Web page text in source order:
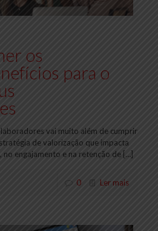
os
para o
vai muito além de cumprir
de valorização que impacta
engajamento e na retenção de […]
0 Ler mais